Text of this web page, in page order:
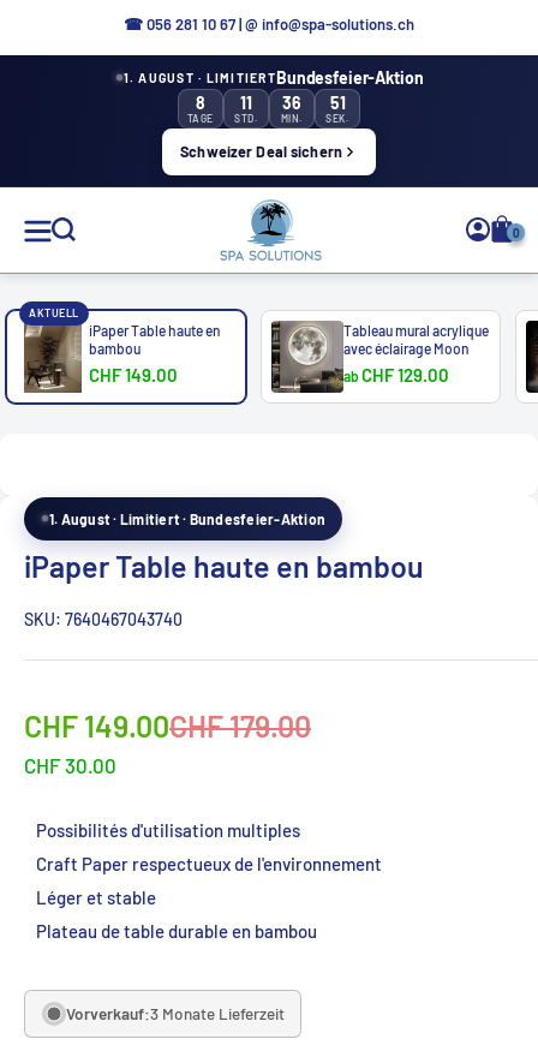
☎ 056 281 10 67|@ info@spa-solutions.ch
1. AUGUST · LIMITIERTBundesfeier-Aktion
8
TAGE
11
STD.
36
MIN.
50
SEK.
Schweizer Deal sichern
Solutions
de
0
AKTUELL
iPaper Table haute en
bambou
CHF 149.00
Tableau mural acrylique
avec éclairage Moon
ab CHF 129.00
1. August · Limitiert · Bundesfeier-Aktion
iPaper Table haute en bambou
SKU: 7640467043740
Sonderpreis
CHF 149.00Normalpreis
CHF 179.00
CHF 30.00
Possibilités d'utilisation multiples
Craft Paper respectueux de l'environnement
Léger et stable
Plateau de table durable en bambou
Vorverkauf:3 Monate Lieferzeit